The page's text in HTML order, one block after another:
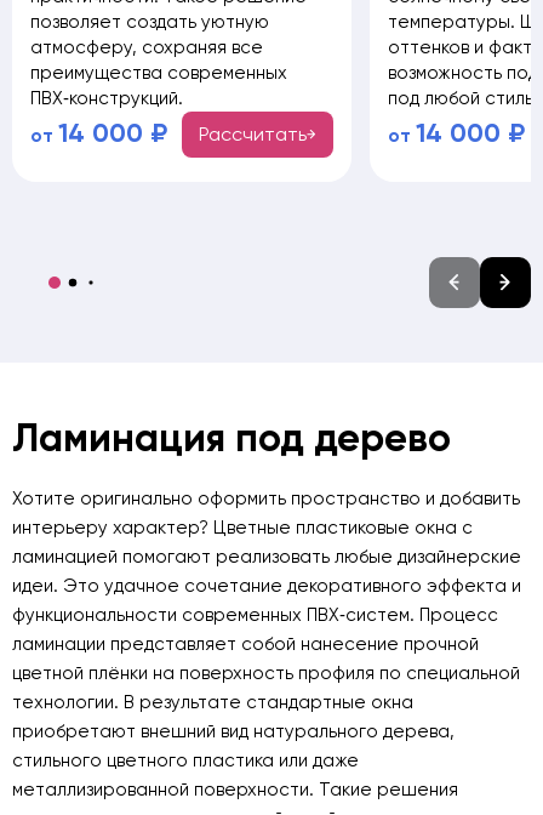
позволяет создать уютную
атмосферу, сохраняя все
преимущества современных
ПВХ‑конструкций.
от 14 000 ₽ Рассчитать
температуры.
оттенков и
возможность
под любой
от14 000 ₽
Ламинация под дерево
Хотите оригинально оформить пространство и добавить
интерьеру характер? Цветные пластиковые окна с
ламинацией помогают реализовать любые дизайнерские
идеи. Это удачное сочетание декоративного эффекта и
функциональности современных ПВХ‑систем. Процесс
ламинации представляет собой нанесение прочной
цветной плёнки на поверхность профиля по специальной
технологии. В результате стандартные окна
приобретают внешний вид натурального дерева,
стильного цветного пластика или даже
металлизированной поверхности. Такие решения